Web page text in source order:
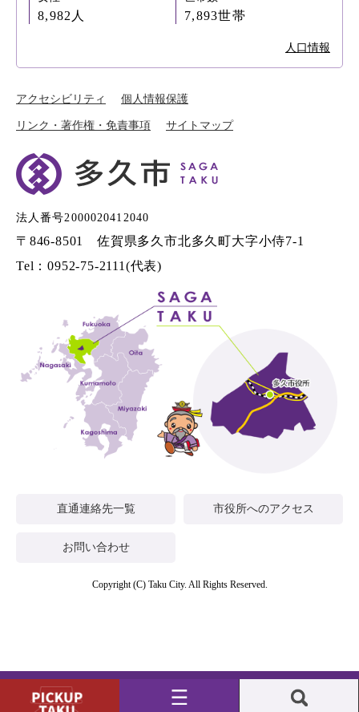
8,982人 7,893世帯
人口情報
アクセシビリティ 個人情報保護
リンク・著作権・免責事項 サイトマップ
法人番号2000020412040
〒846-8501 佐賀県多久市北多久町大字小侍7-1
Tel：0952-75-2111(代表)
直通連絡先一覧 市役所へのアクセス
お問い合わせ
Copyright (C) Taku City. All Rights Reserved.